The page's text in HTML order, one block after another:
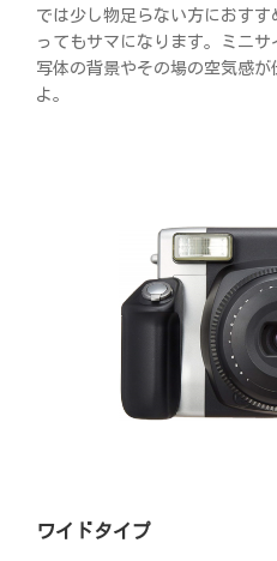
では少し物足らない方におす
ってもサマになります。ミニ
写体の背景やその場の空気感
よ。
ワイドタイプ